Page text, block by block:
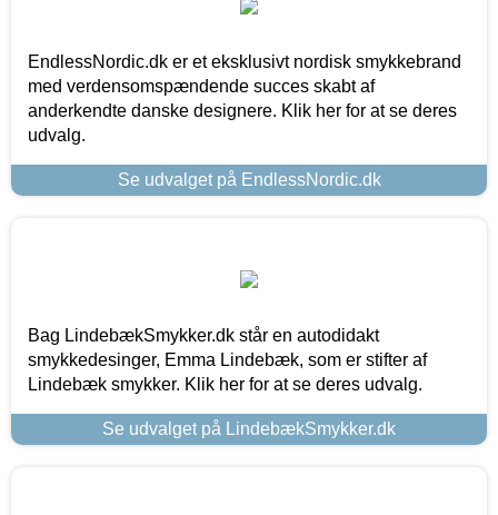
EndlessNordic.dk er et eksklusivt nordisk smykkebrand
med verdensomspændende succes skabt af
anderkendte danske designere. Klik her for at se deres
udvalg.
Se udvalget på EndlessNordic.dk
Bag LindebækSmykker.dk står en autodidakt
smykkedesinger, Emma Lindebæk, som er stifter af
Lindebæk smykker. Klik her for at se deres udvalg.
Se udvalget på LindebækSmykker.dk